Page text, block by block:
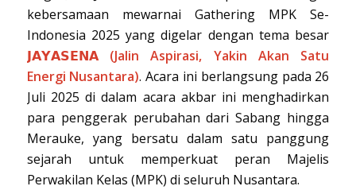
kebersamaan mewarnai Gathering MPK Se-
Indonesia 2025 yang digelar dengan tema besar
𝗝𝗔𝗬𝗔𝗦𝗘𝗡𝗔(Jalin Aspirasi, Yakin Akan Satu
Energi Nusantara). Acara ini berlangsung pada 26
Juli 2025 di dalam acara akbar ini menghadirkan
para penggerak perubahan dari Sabang hingga
Merauke, yang bersatu dalam satu panggung
sejarah untuk memperkuat peran Majelis
Perwakilan Kelas (MPK) di seluruh Nusantara.